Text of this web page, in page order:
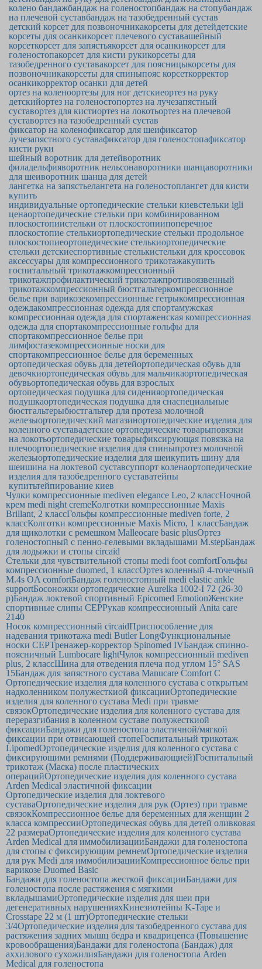
колено бандажбандаж на голеностопбандаж на стопубандаж
на плечевой суставбандаж на тазобедренный сустав
детский корсет для позвоночникакорсеты для детейдетские
корсеты для осанкикорсет плечевого суставашейный
корсеткорсет для запястьякорсет для осанкикорсет для
голеностопакорсет для кисти рукикорсеты для
тазобедренного суставакорсет для поясницыкорсеты для
позвоночникакорсеты для спиныпояс корсеткорректор
осанкикорректор осанки для детей
ортез на коленоортезы для ног детскиеортез на руку
детскийортез на голеностопортез на лучезапястный
суставортез для кистиортез на локотьортез на плечевой
суставортез на тазобедренный сустав
фиксатор на коленофиксатор для шеификсатор
лучезапястного суставафиксатор для голеностопафиксатор
кисти руки
шейный воротник для детейворотник
филадельфияворотник нельсонаворотники шанцаворотники
для шеиворотник шанца для детей
лангетка на запястьелангета на голеностоплангет для кисти
купить
индивидуальные ортопедические стельки киевстельки igli
ценаортопедические стельки при комбинированном
плоскостопиистельки от плоскостопиипоперечное
плоскостопие стелькиортопедические стельки продольное
плоскостопиеортопедические стелькиортопедические
стельки детскиеспортивные стелькистельки для кроссовок
аксессуары для компрессионного трикотажакупить
госпитальный трикотажкомпрессионный
трикотажпрофилактический трикотажпротивоязвенный
трикотажкомпрессионный бюстгальтеркомпрессионное
белье при варикозекомпрессионные гетрыкомпрессионная
одеждакомпрессионная одежда для спортамужская
компрессионная одежда для спортаженская компрессионная
одежда для спортакомпрессионные гольфы для
спортакомпрессионное белье при
лимфостазекомпрессионные носки для
спортакомпрессионное белье для беременных
ортопедическая обувь для детейортопедическая обувь для
девочкиортопедическая обувь для мальчикаортопедическая
обувьортопедическая обувь для взрослых
ортопедическая подушка для сиденияортопедическая
подушкаортопедическая подушка для снаспециальные
бюстгальтерыбюстгальтер для протеза молочной
железыортопедический магазинортопедические изделия для
коленного суставадетские ортопедические товарыповязки
на локотьортопедические товарыфиксирующая повязка на
плечоортопедические изделия для спиныпротез молочной
железыортопедические изделия для шеикупить шину для
шеишина на локтевой суставсуппорт коленаортопедические
изделия для тазобедренного суставатейпы
купитьтейпирование киев
Чулки компрессионные mediven elegance Leo, 2 классНочной
крем medi night cremeКолготки компрессионные Maxis
Brillant, 2 классГольфы компрессионные mediven forte, 2
классКолготки компрессионные Maxis Micro, 1 классБандаж
для щиколотки с ремешком Malleocare basic plusОртез
голеностопный с пенно-гелевыми вкладышами M.stepБандаж
для лодыжки и стопы circaid
Стельки для чувствительной стопы medi foot comfortГольфы
компрессионные duomed, 1 классОртез коленный 4-точечный
M.4s OA comfortБандаж голеностопный medi elastic ankle
supportБосоножки ортопедические Aurelka 1002-I 72 (26-30
р)Бандаж локтевой спортивный Epicomed EmotionЖенские
спортивные слипы CEPРукав компрессионный Anita care
2140
Носок компрессионный circaidПриспособление для
надевания трикотажа medi Butler LongФункциональные
носки CEPТренажер-корректор Spinomed IVБандаж спинно-
поясничный Lumbocare lightЧулок компрессионный mediven
plus, 2 классШина для отведения плеча под углом 15° SAS
15Бандаж для запястного сустава Manucare Comfort C
Ортопедические изделия для коленного сустава с открытым
надколенником полужесткиой фиксацииОртопедические
изделия для коленного сустава Medi при травме
связокОртопедические изделия для коленного сустава для
переразгибания в коленном суставе полужесткиой
фиксацииБандажи для голеностопа эластичной/мягкой
фиксации при отвисающей стопеГоспитальный трикотаж
LipomedОртопедические изделия для коленного сустава с
фиксирующими ремнями (Поддерживающией)Госпитальный
трикотаж (Маска) после пластических
операцийОртопедические изделия для коленного сустава
Arden Medical эластичной фиксации
Ортопедические изделия для локтевого
суставаОртопедические изделия для рук (Ортез) при травме
связокКомпрессионное белье для беременных для женщин 2
класса компрессииОртопедическая обувь для детей оливковая
22 размераОртопедические изделия для коленного сустава
Arden Medical для иммобилизацииБандажи для голеностопа
для стопы с фиксирующим ремнемОртопедические изделия
для рук Medi для иммобилизацииКомпрессионное белье при
варикозе Duomed Basic
Бандажи для голеностопа жесткой фиксацииБандажи для
голеностопа после растяжения с мягкими
вкладышамиОртопедические изделия для шеи при
дегенеративных нарушенияхКинезиотейпы K-Tape и
Crosstape 22 м (1 шт)Ортопедические стельки
3/4Ортопедические изделия для тазобедренного сустава для
растяжения задних мышц бедра и квадрицепса (Повышение
кровообращения)Бандажи для голеностопа (Бандаж) для
аххилового сухожилияБандажи для голеностопа Arden
Medical для голеностопа